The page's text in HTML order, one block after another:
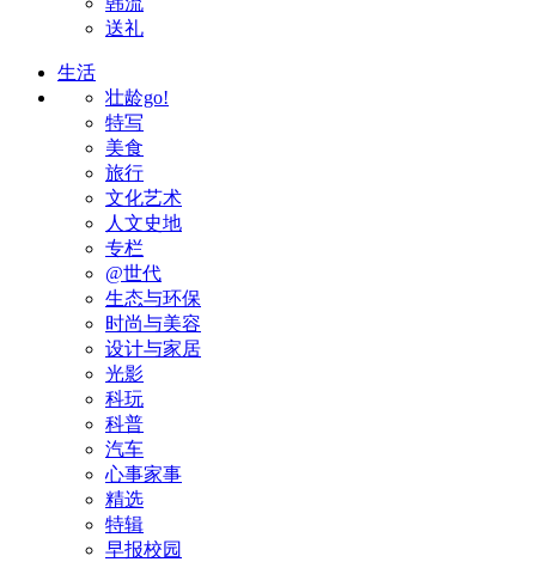
送礼
生活
壮龄go!
特写
美食
旅行
文化艺术
人文史地
专栏
@世代
生态与环保
时尚与美容
设计与家居
光影
科玩
科普
汽车
心事家事
精选
特辑
早报校园